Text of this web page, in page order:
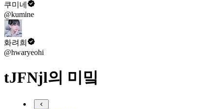
쿠미네
@kumine
화려희
@hwaryeohi
tJFNjl의 미밐